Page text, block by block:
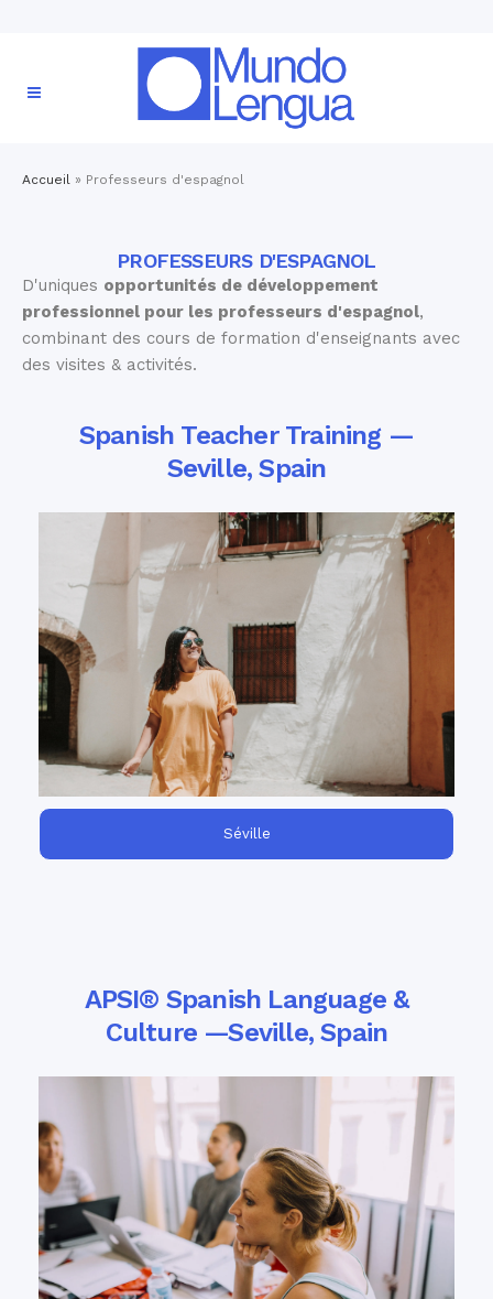
Accueil » Professeurs d'espagnol
PROFESSEURS D'ESPAGNOL
D'uniques opportunités de développement
professionnel pour les professeurs d'espagnol,
combinant des cours de formation d'enseignants avec
des visites & activités.
Spanish Teacher Training —
Seville, Spain
Develop your teaching skills
through an
intensive teacher training in the heart of
Andalusia.
Séville
APSI® Spanish Language &
Culture —Seville, Spain
Take advantage of the only
College Board-
approved AP® Spanish language and culture
workshop
program in Spain for Spanish
teachers!